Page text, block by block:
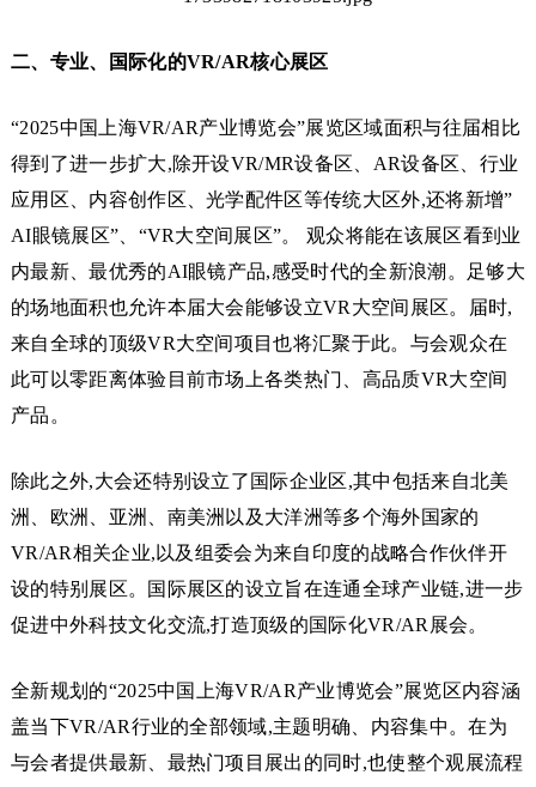
二、专业、国际化的VR/AR核心展区
“2025中国上海VR/AR产业博览会”展览区域面积与往届相比
得到了进一步扩大,除开设VR/MR设备区、AR设备区、行业
应用区、内容创作区、光学配件区等传统大区外,还将新增”
AI眼镜展区”、“VR大空间展区”。 观众将能在该展区看到业
内最新、最优秀的AI眼镜产品,感受时代的全新浪潮。足够大
的场地面积也允许本届大会能够设立VR大空间展区。届时,
来自全球的顶级VR大空间项目也将汇聚于此。与会观众在
此可以零距离体验目前市场上各类热门、高品质VR大空间
产品。
除此之外,大会还特别设立了国际企业区,其中包括来自北美
洲、欧洲、亚洲、南美洲以及大洋洲等多个海外国家的
VR/AR相关企业,以及组委会为来自印度的战略合作伙伴开
设的特别展区。国际展区的设立旨在连通全球产业链,进一步
促进中外科技文化交流,打造顶级的国际化VR/AR展会。
全新规划的“2025中国上海VR/AR产业博览会”展览区内容涵
盖当下VR/AR行业的全部领域,主题明确、内容集中。在为
与会者提供最新、最热门项目展出的同时,也使整个观展流程